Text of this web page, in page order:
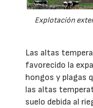
Explotación
Las altas
favorecido la
hongos y plagas
las altas
suelo debida al